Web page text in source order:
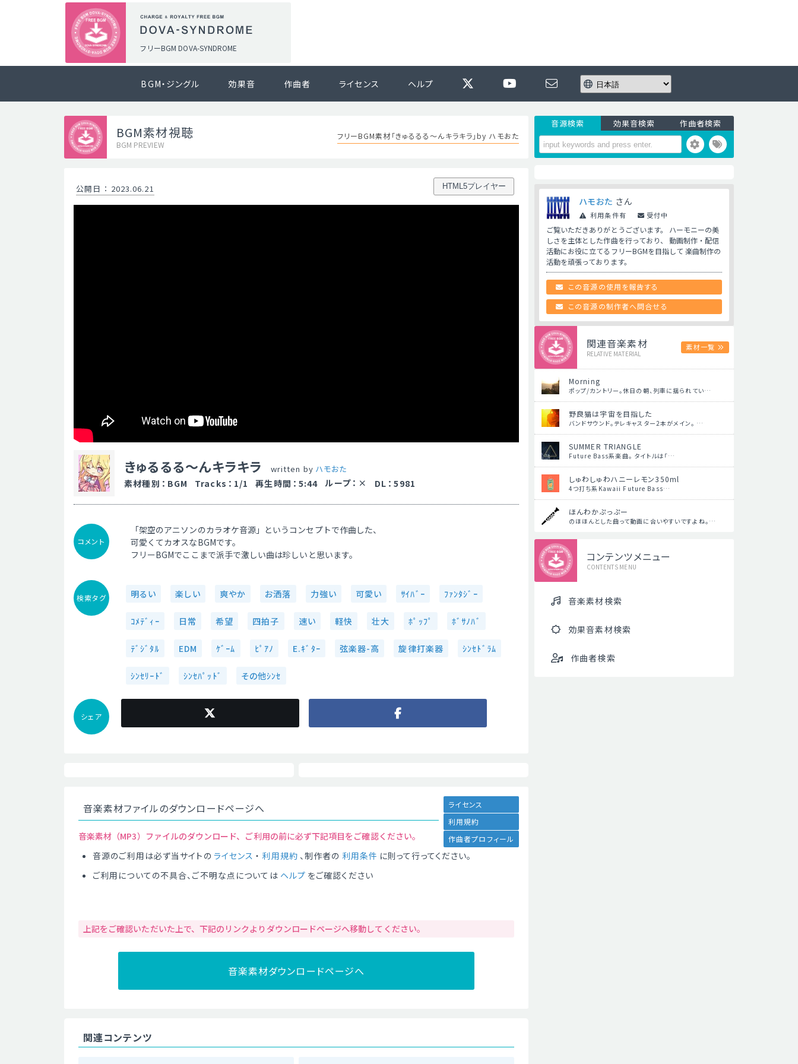
フリーBGM DOVA-SYNDROME
BGM・ジングル 効果音 作曲者 ライセンス ヘルプ
BGM素材視聴
BGM PREVIEW
フリーBGM素材「きゅるるる～んキラキラ」by ハモおた
公開日 ： 2023.06.21 HTML5プレイヤー
きゅるるる～んキラキラ written by ハモおた
素材種別 ： BGM Tracks ： 1/1 再生時間 ： 5:44 ループ ： DL ： 5981
コメント
「架空のアニソンのカラオケ音源」というコンセプトで作曲した、
可愛くてカオスなBGMです。
フリーBGMでここまで派手で激しい曲は珍しいと思います。
検索タグ 明るい 楽しい 爽やか お洒落 力強い 可愛い ｻｲﾊﾞｰ ﾌｧﾝﾀｼﾞｰ
ｺﾒﾃﾞｨｰ 日常 希望 四拍子 速い 軽快 壮大 ﾎﾟｯﾌﾟ ﾎﾞｻﾉﾊﾞ
ﾃﾞｼﾞﾀﾙ EDM ｹﾞｰﾑ ﾋﾟｱﾉ E.ｷﾞﾀｰ 弦楽器-高 旋律打楽器 ｼﾝｾﾄﾞﾗﾑ
ｼﾝｾﾘｰﾄﾞ ｼﾝｾﾊﾟｯﾄﾞ その他ｼﾝｾ
シェア
音楽素材ファイルのダウンロードページへ
ライセンス
利用規約
作曲者プロフィール
音楽素材（MP3）ファイルのダウンロード、ご利用の前に必ず下記項目をご確認ください。
音源のご利用は必ず当サイトの ライセンス ・ 利用規約 、制作者の 利用条件 に則って行ってください。
ご利用についての不具合、ご不明な点については ヘルプ をご確認ください
上記をご確認いただいた上で、下記のリンクよりダウンロードページへ移動してください。
音楽素材ダウンロードページへ
関連コンテンツ
音源検索 効果音検索 作曲者検索
ハモおた さん
利用条件有 受付中
ご覧いただきありがとうございます。 ハーモニーの美
しさを主体とした作曲を行っており、 動画制作・配信
活動にお役に立てるフリーBGMを目指して 楽曲制作の
活動を頑張っております。
この音源の使用を報告する
この音源の制作者へ問合せる
関連音楽素材
RELATIVE MATERIAL
素材一覧
Morning
ポップ/カントリー。休日の朝、列車に揺られてい…
野良猫は宇宙を目指した
バンドサウンド。テレキャスター2本がメイン。 …
SUMMER TRIANGLE
Future Bass系楽曲。 タイトルは「…
しゅわしゅわハニーレモン350ml
4つ打ち系Kawaii Future Bass…
ほんわかぷっぷー
のほほんとした曲って動画に合いやすいですよね。…
コンテンツメニュー
CONTENTS MENU
音楽素材検索
効果音素材検索
作曲者検索